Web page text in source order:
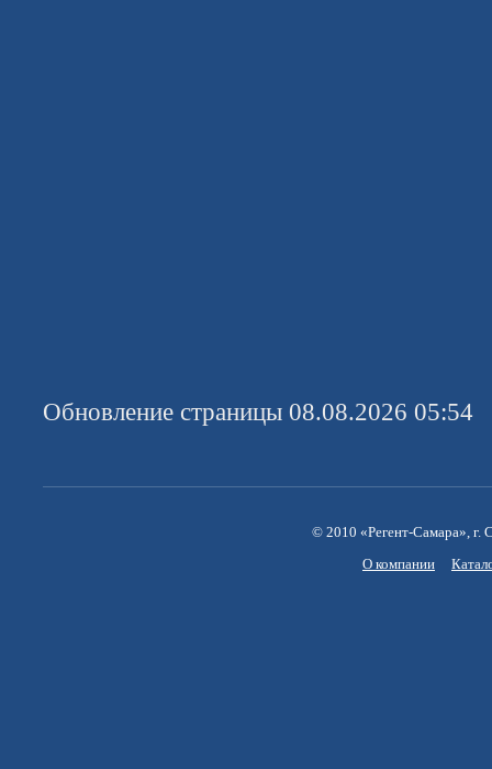
Обновление страницы 08.08.2026 05:54
© 2010 «Регент-Самара», г.
О компании